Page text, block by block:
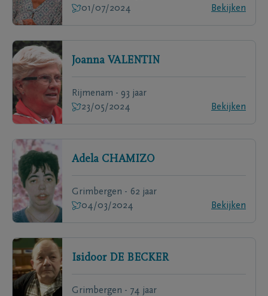
01/07/2024
Bekijken
Joanna VALENTIN
Rijmenam - 93 jaar
23/05/2024
Bekijken
Adela CHAMIZO
Grimbergen - 62 jaar
04/03/2024
Bekijken
Isidoor DE BECKER
Grimbergen - 74 jaar